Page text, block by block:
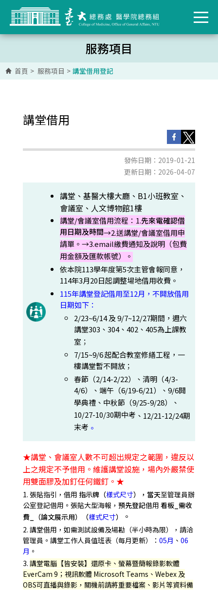
服務項目
首頁 > 服務項目 > 講堂借用登記
講堂借用
發佈日期：2019-01-21
更新日期：2026-04-07
講堂、基醫大樓大廳、B1小班教室、
會議室、人文博物館1樓
講堂/會議室借用流程：1.先來電確認借
用日期及時間→2.送講堂/會議室借用申
請單。→3.email繳費通知及說明（包費
用金額及匯款帳號）。
依本院113學年度第5次主管會報同意，
114年3月20日起調整場地借用收費。
115年講堂登記借用至12月，不開放借用
日期如下：
2/23~6/14 及 9/7~12/27期間，週六
講堂303、304、402、405為上課教
室；
7/15~9/6 起配合教室修繕工程，一
樓講堂暫不開放；
春節（2/14-2/22）、清明（4/3-
4/6）、端午（6/19-6/21）、9/6開
學典禮、中秋節（9/25-9/28）、
10/27-10/30期中考 、12/21-12/24期
末考 。
★講堂、會議室人數不可超出規定之範圍，違反以
上之規定不予借用。維護講堂設施，場內外嚴禁使
用雙面膠及加釘任何鐵釘。★
1. 張貼指引，借用指示牌（樣式尺寸），當天至管理員辦
公室登記借用。張貼大型海報，預先登記借用看板_需收
費_（論文展示用）（樣式尺寸） 。
2. 講堂借用，如需測試設備及場勘（半小時為限），請洽
管理員。講堂工作人員值班表（每月更新）：05月 、06
月 。
3.講堂電腦【皆安裝】還原卡、螢幕暨簡報錄影軟體
EverCam 9；視訊軟體 Microsoft Teams、Webex 及
OBS可直播與錄影，關機前請將重要檔案、影片等資料備